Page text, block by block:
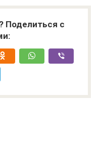
Поделиться с